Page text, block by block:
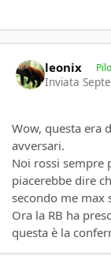
leonix
Inviata
Wow, questa era
avversari.
Noi rossi sempre
piacerebbe dire
secondo me max
Ora la RB ha
questa è la